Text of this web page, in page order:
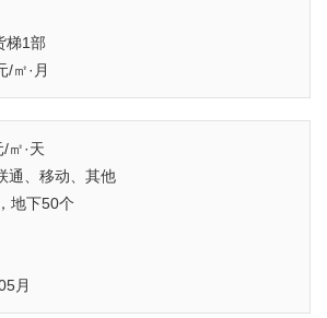
梯1部
/㎡·月
/㎡·天
通、移动、其他
地下50个
月